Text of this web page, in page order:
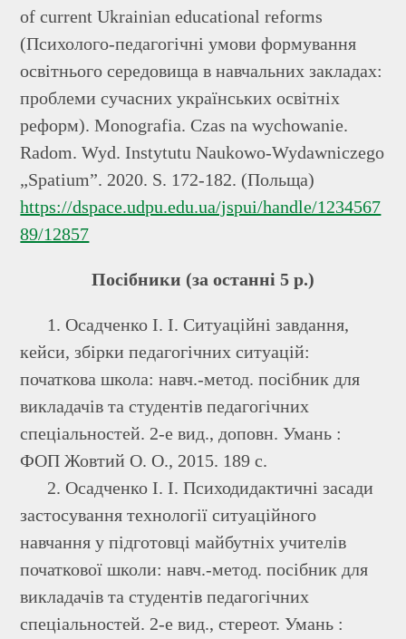
of current Ukrainian educational reforms
(Психолого-педагогічні умови формування
освітнього середовища в навчальних закладах:
проблеми сучасних українських освітніх
реформ). Monografia. Czas na wychowanie.
Radom. Wyd. Instytutu Naukowo-Wydawniczego
„Spatium”. 2020. S. 172-182. (Польща)
https://dspace.udpu.edu.ua/jspui/handle/1234567
89/12857
Посібники (за останні 5 р.)
1. Осадченко І. І. Ситуаційні завдання,
кейси, збірки педагогічних ситуацій:
початкова школа: навч.-метод. посібник для
викладачів та студентів педагогічних
спеціальностей. 2-е вид., доповн. Умань :
ФОП Жовтий О. О., 2015. 189 с.
2. Осадченко І. І. Психодидактичні засади
застосування технології ситуаційного
навчання у підготовці майбутніх учителів
початкової школи: навч.-метод. посібник для
викладачів та студентів педагогічних
спеціальностей. 2-е вид., стереот. Умань :